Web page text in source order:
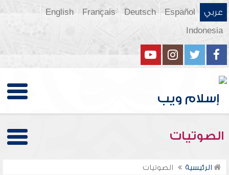
عربي Español
Deutsch
Français
English
Indonesia
الصوتيات
الرئيسية الصوتيات